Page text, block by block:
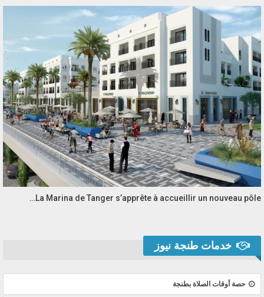
La Marina de Tanger s’apprête à accueillir un nouveau pôle…
خدمات طنجة نيوز
حصة أوقات الصلاة بطنجة